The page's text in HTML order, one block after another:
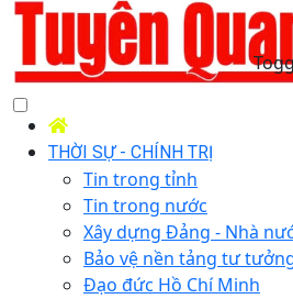
THỜI SỰ - CHÍNH TRỊ
Tin trong tỉnh
Tin trong nước
Xây dựng Đảng - Nhà
Bảo vệ nền tảng tư
Đạo đức Hồ Chí Minh